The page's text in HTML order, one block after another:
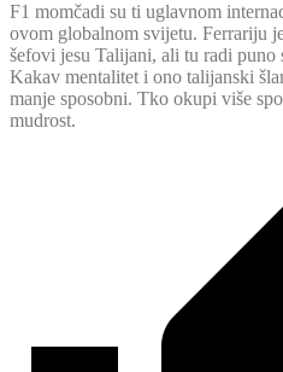
F1 momčadi su ti uglavnom
ovom globalnom svijetu. Ferrariju
šefovi jesu Talijani, ali tu radi puno
Kakav mentalitet i ono talijanski
manje sposobni. Tko okupi više
mudrost.